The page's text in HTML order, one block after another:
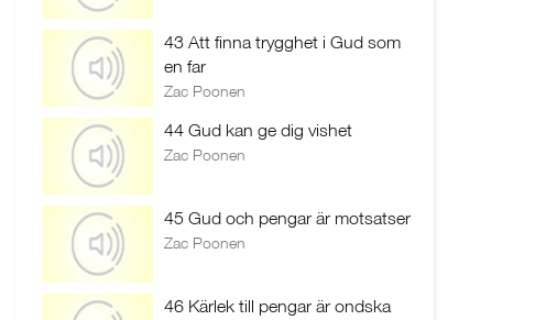
43 Att finna trygghet i Gud som
en far
Zac Poonen
44 Gud kan ge dig vishet
Zac Poonen
45 Gud och pengar är motsatser
Zac Poonen
46 Kärlek till pengar är ondska